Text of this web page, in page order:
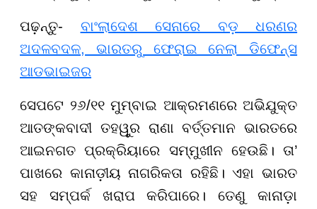
ପଢ଼ନ୍ତୁ- ବାଂଲାଦେଶ ସେନାରେ ବଡ଼ ଧରଣର
ଅଦଳବଦଳ, ଭାରତରୁ ଫେରାଇ ନେଲା ଡିଫେନ୍ସ
ଆଡଭାଇଜର
ସେପଟେ ୨୬/୧୧ ମୁମ୍ବାଇ ଆକ୍ରମଣରେ ଅଭିଯୁକ୍ତ
ଆତଙ୍କବାଦୀ ତହୱୁର ରାଣା ବର୍ତ୍ତମାନ ଭାରତରେ
ଆଇନଗତ ପ୍ରକ୍ରିୟାରେ ସମ୍ମୁଖୀନ ହେଉଛି। ତା’
ପାଖରେ କାନାଡ଼ୀୟ ନାଗରିକତା ରହିଛି। ଏହା ଭାରତ
ସହ ସମ୍ପର୍କ ଖରାପ କରିପାରେ। ତେଣୁ କାନାଡ଼ା